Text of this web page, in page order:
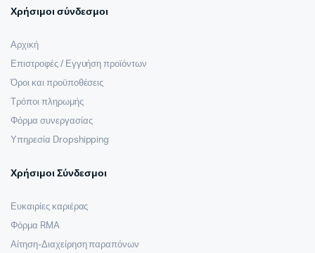
Χρήσιμοι σύνδεσμοι
Αρχική
Επιστροφές / Εγγυήση προϊόντων
Όροι και προϋποθέσεις
Τρόποι πληρωμής
Φόρμα συνεργασίας
Υπηρεσία Dropshipping
Χρήσιμοι Σύνδεσμοι
Ευκαιρίες καριέρας
Φόρμα RMA
Αίτηση-Διαχείρηση παραπόνων